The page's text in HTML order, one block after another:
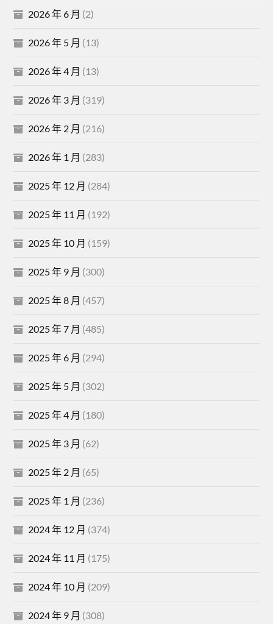
2026 年 6 月 (2)
2026 年 5 月 (13)
2026 年 4 月 (13)
2026 年 3 月 (319)
2026 年 2 月 (216)
2026 年 1 月 (283)
2025 年 12 月 (284)
2025 年 11 月 (192)
2025 年 10 月 (159)
2025 年 9 月 (300)
2025 年 8 月 (457)
2025 年 7 月 (485)
2025 年 6 月 (294)
2025 年 5 月 (302)
2025 年 4 月 (180)
2025 年 3 月 (62)
2025 年 2 月 (65)
2025 年 1 月 (236)
2024 年 12 月 (374)
2024 年 11 月 (175)
2024 年 10 月 (209)
2024 年 9 月 (308)